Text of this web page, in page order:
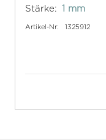
Stärke: 1 mm
Artikel-Nr: 1325912